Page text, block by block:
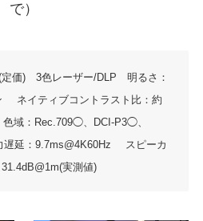
で）
定価) 3色レーザー/DLP 明るさ：
ネイティブコントラスト比：約
色域：Rec.709◯、DCI-P3◯、
遅延：9.7ms@4K60Hz
スピーカ
実測値)